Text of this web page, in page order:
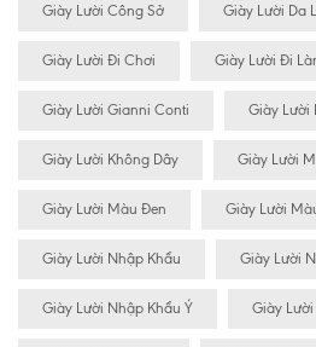
Giày Lười Công Sở Giày Lười Da
Giày Lười Đi Chơi Giày Lười Đi
Giày Lười Gianni Conti Giày Lười
Giày Lười Không Dây Giày Lười
Giày Lười Màu Đen Giày Lười
Giày Lười Nhập Khẩu Giày Lười
Giày Lười Nhập Khẩu Ý Giày Lười